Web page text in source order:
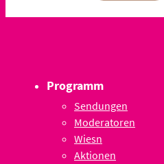
Programm
Sendungen
Moderatoren
Wiesn
Aktionen